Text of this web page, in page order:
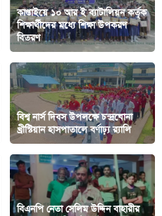
কাপ্তাইয়ে ১০ আর ই ব্যাটালিয়ন কর্তৃক
শিক্ষার্থীদের মধ্যে শিক্ষা উপকরণ
বিতরণ
বিশ্ব নার্স দিবস উপলক্ষে চন্দ্রঘোনা
খ্রীস্টিয়ান হাসপাতালে বর্ণাঢ়্য র‍্যালি
বিএনপি নেতা সেলিম উদ্দিন বাহারীর